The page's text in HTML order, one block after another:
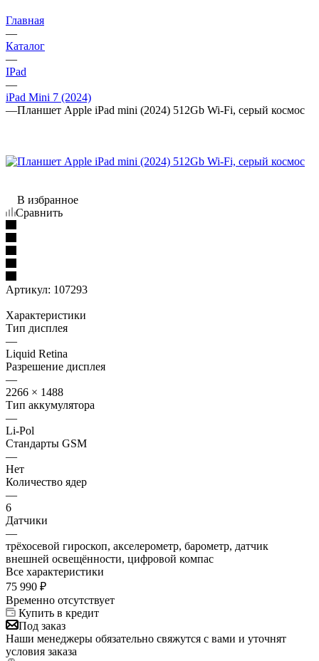
Главная
—
Каталог
—
IPad
—
iPad Mini 7 (2024)
—Планшет Apple iPad mini (2024) 512Gb Wi-Fi, серый космос
В избранное
Сравнить
Артикул: 107293
Характеристики
Тип дисплея
—
Liquid Retina
Разрешение дисплея
—
2266 × 1488
Тип аккумулятора
—
Li-Pol
Стандарты GSM
—
Нет
Количество ядер
—
6
Датчики
—
трёхосевой гироскоп, акселерометр, барометр, датчик
внешней освещённости, цифровой компас
Все характеристики
75 990 ₽
Временно отсутствует
Купить в кредит
Под заказ
Наши менеджеры обязательно свяжутся с вами и уточнят
условия заказа